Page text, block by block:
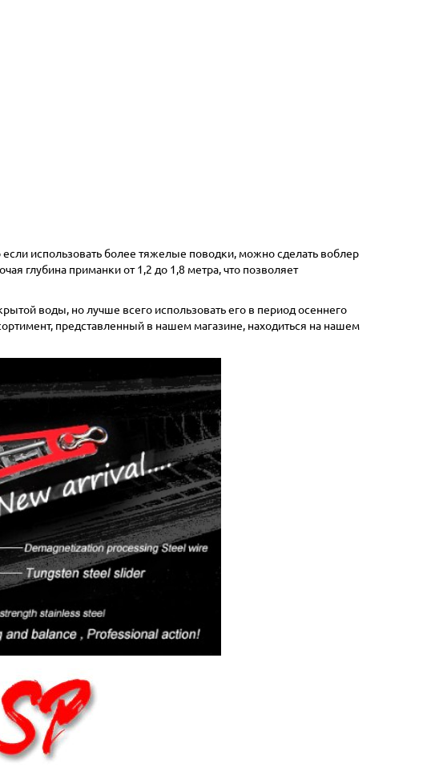
использовать более тяжелые поводки, можно сделать воблер
глубина приманки от 1,2 до 1,8 метра, что позволяет
воды, но лучше всего использовать его в период осеннего
представленный в нашем магазине, находиться на нашем